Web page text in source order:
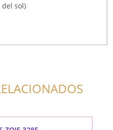
sol)